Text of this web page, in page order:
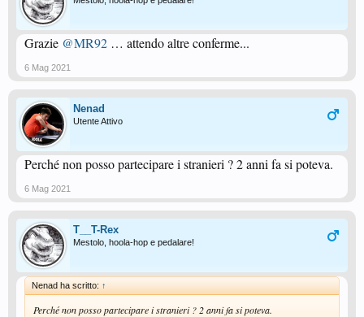
Grazie @MR92 … attendo altre conferme...
6 Mag 2021
Nenad
Utente Attivo
Perché non posso partecipare i stranieri ? 2 anni fa si poteva.
6 Mag 2021
T__T-Rex
Mestolo, hoola-hop e pedalare!
Nenad ha scritto: ↑
Perché non posso partecipare i stranieri ? 2 anni fa si poteva.